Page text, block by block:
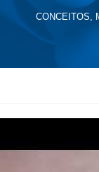
CONCEITOS,